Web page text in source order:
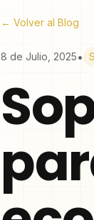
← Volver al Blog
8 de Julio, 2025•